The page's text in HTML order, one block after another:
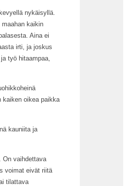
nykäisyllä.
kaikin
Aina ei
irti, ja joskus
työ hitaampaa,
oikea paikka
kauniita ja
On vaihdettava
voimat eivät riitä
tilattava